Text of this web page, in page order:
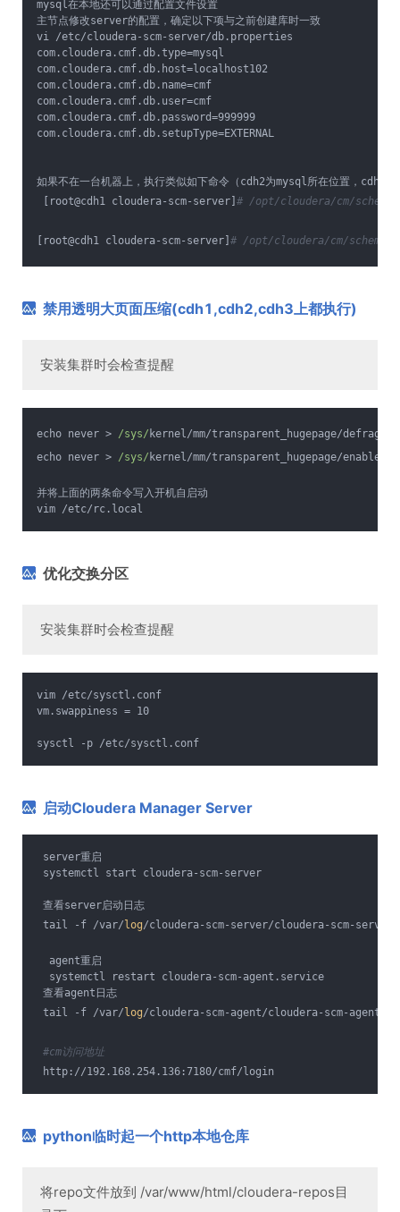
mysql在本地还可以通过配置文件设置
主节点修改server的配置，确定以下项与之前创建库时一致
vi /etc/cloudera-scm-server/db.properties
com.cloudera.cmf.db.type=mysql
com.cloudera.cmf.db.host=localhost102
com.cloudera.cmf.db.name=cmf
com.cloudera.cmf.db.user=cmf
com.cloudera.cmf.db.password=999999
com.cloudera.cmf.db.setupType=EXTERNAL
如果不在一台机器上，执行类似如下命令（cdh2为mysql所在位置，
[root@cdh1 cloudera-scm-server] # /opt/cloudera/cm/schema/
[root@cdh1 cloudera-scm-server] # /opt/cloudera/cm/schema/
禁用透明大页面压缩(cdh1,cdh2,cdh3上都执行)
安装集群时会检查提醒
echo never > /sys/ kernel/mm/transparent_hugepage/defrag
echo never > /sys/ kernel/mm/transparent_hugepage/enabled
并将上面的两条命令写入开机自启动
vim /etc/rc.local
优化交换分区
安装集群时会检查提醒
vim /etc/sysctl.conf
vm.swappiness = 10
sysctl -p /etc/sysctl.conf
启动Cloudera Manager Server
server重启
systemctl start cloudera-scm-server
查看server启动日志
tail -f /var/log/cloudera-scm-server/cloudera-scm-
agent重启
systemctl restart cloudera-scm-agent.service
查看agent日志
tail -f /var/log/cloudera-scm-agent/cloudera-scm-
#cm访问地址
http://192.168.254.136:7180/cmf/login
python临时起一个http本地仓库
将repo文件放到 /var/www/html/cloudera-repos目